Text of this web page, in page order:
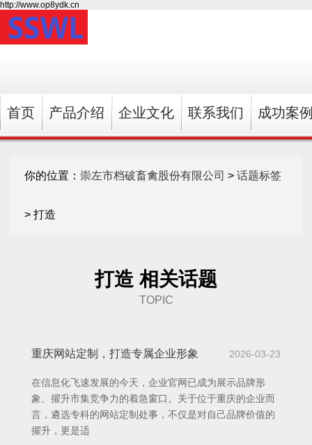
http://www.op8ydk.cn
首页 产品介绍 企业文化 联系我们 成功案
你的位置： 崇左市档破畜禽股份有限公司 > 话题标签
> 打造
打造 相关话题
TOPIC
重庆网站定制，打造专属企业形象 2026-03-23
在信息化飞速发展的今天，企业官网已成为展示品牌形
象、擢升市集竞争力的着急窗口。关于位于重庆的企业而
言，遴选专科的网站定制处事，不仅是对自己品牌价值的
擢升，更是适